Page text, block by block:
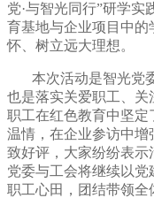
党·与智光同行”研学
育基地与企业项目中
怀、树立远大理想。
本次活动是智光党委
也是落实关爱职工、关
职工在红色教育中坚
温情，在企业参访中
致好评，大家纷纷表
党委与工会将继续以
职工心田，团结带领